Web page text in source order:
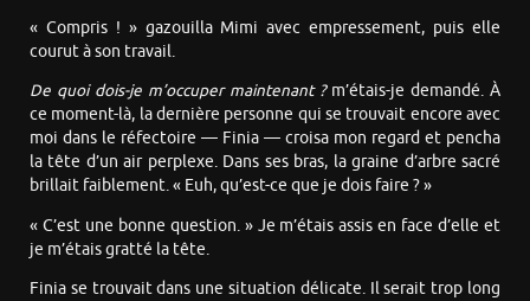
« Compris ! » gazouilla Mimi avec empressement, puis elle
courut à son travail.
De quoi dois-je m’occuper maintenant ?m’étais-je demandé. À
ce moment-là, la dernière personne qui se trouvait encore avec
moi dans le réfectoire — Finia — croisa mon regard et pencha
la tête d’un air perplexe. Dans ses bras, la graine d’arbre sacré
brillait faiblement. « Euh, qu’est-ce que je dois faire ? »
« C’est une bonne question. » Je m’étais assis en face d’elle et
je m’étais gratté la tête.
Finia se trouvait dans une situation délicate. Il serait trop long